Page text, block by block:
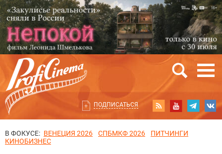
ПОДПИСАТЬСЯ
В ФОКУСЕ: ВЕНЕЦИЯ 2026 СПБМКФ 2026
ПИТЧИНГИ
КИНОБИЗНЕС